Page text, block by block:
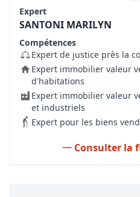
Expert
SANTONI MARILYN
Compétences
Expert de justice près la
Expert immobilier valeur
d'habitations
Expert immobilier valeur
et industriels
Expert pour les biens
Consulter la